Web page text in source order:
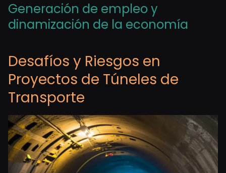
Generación de empleo y
dinamización de la economía
Desafíos y Riesgos en
Proyectos de Túneles de
Transporte